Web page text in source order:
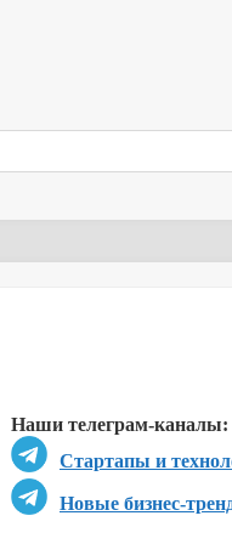
Наши телеграм-каналы:
Стартапы и
Новые бизнес-